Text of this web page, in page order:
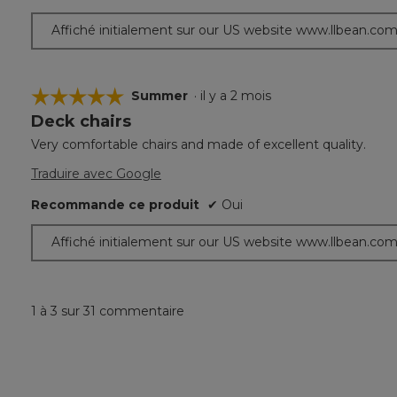
Affiché initialement sur our US website www.llbean.com
☆☆☆☆☆
☆☆☆☆☆
5
sur
5.
Summer · il y a 2 mois
Deck chairs
Very comfortable chairs and made of excellent quality.
Traduire avec Google
Recommande ce produit ✔ Oui
Affiché initialement sur our US website www.llbean.com
1 à 3 sur 31 commentaire